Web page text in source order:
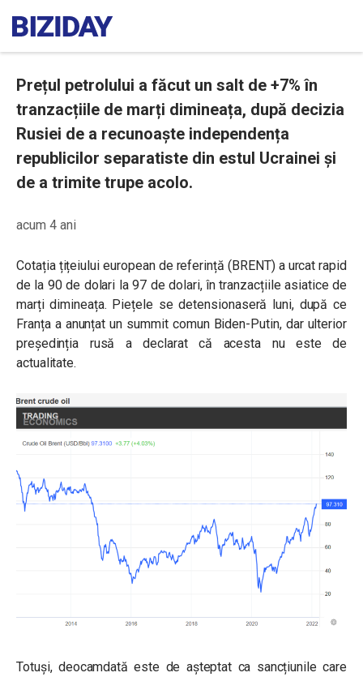
Prețul petrolului a făcut un salt de +7% în
tranzacțiile de marți dimineața, după decizia
Rusiei de a recunoaște independența
republicilor separatiste din estul Ucrainei și
de a trimite trupe acolo.
acum 4 ani
Cotația țițeiului european de referință (BRENT) a urcat rapid
de la 90 de dolari la 97 de dolari, în tranzacțiile asiatice de
marți dimineața. Piețele se detensionaseră luni, după ce
Franța a anunțat un summit comun Biden-Putin, dar ulterior
președinția rusă a declarat că acesta nu este de
actualitate.
Totuși, deocamdată este de așteptat ca sancțiunile care